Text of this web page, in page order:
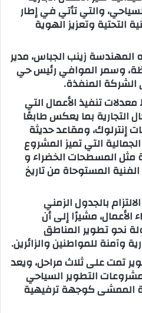
والتي تأتي في إطار
التحتية وتعزيز الهوية
زينب الجباس، مدير
وسمر الموافي رئيس حي
المنفذة.
تنفيذ الأعمال التي
التجارية بما يعكس طابعًا
إنترلوك، ومقاعد حديثة
التي تميز المشروع
مثل المسطحات الخضراء و
المستوحاة من تاريخ
بالجدول الزمني
مشيرًا إلى أن
نحو تطوير المناطق
وآمنة للمواطنين والزائرين.
تمت على ثلاث مراحل، ويعد
التطوير السياحي
الممشى كوجهة ترفيهية